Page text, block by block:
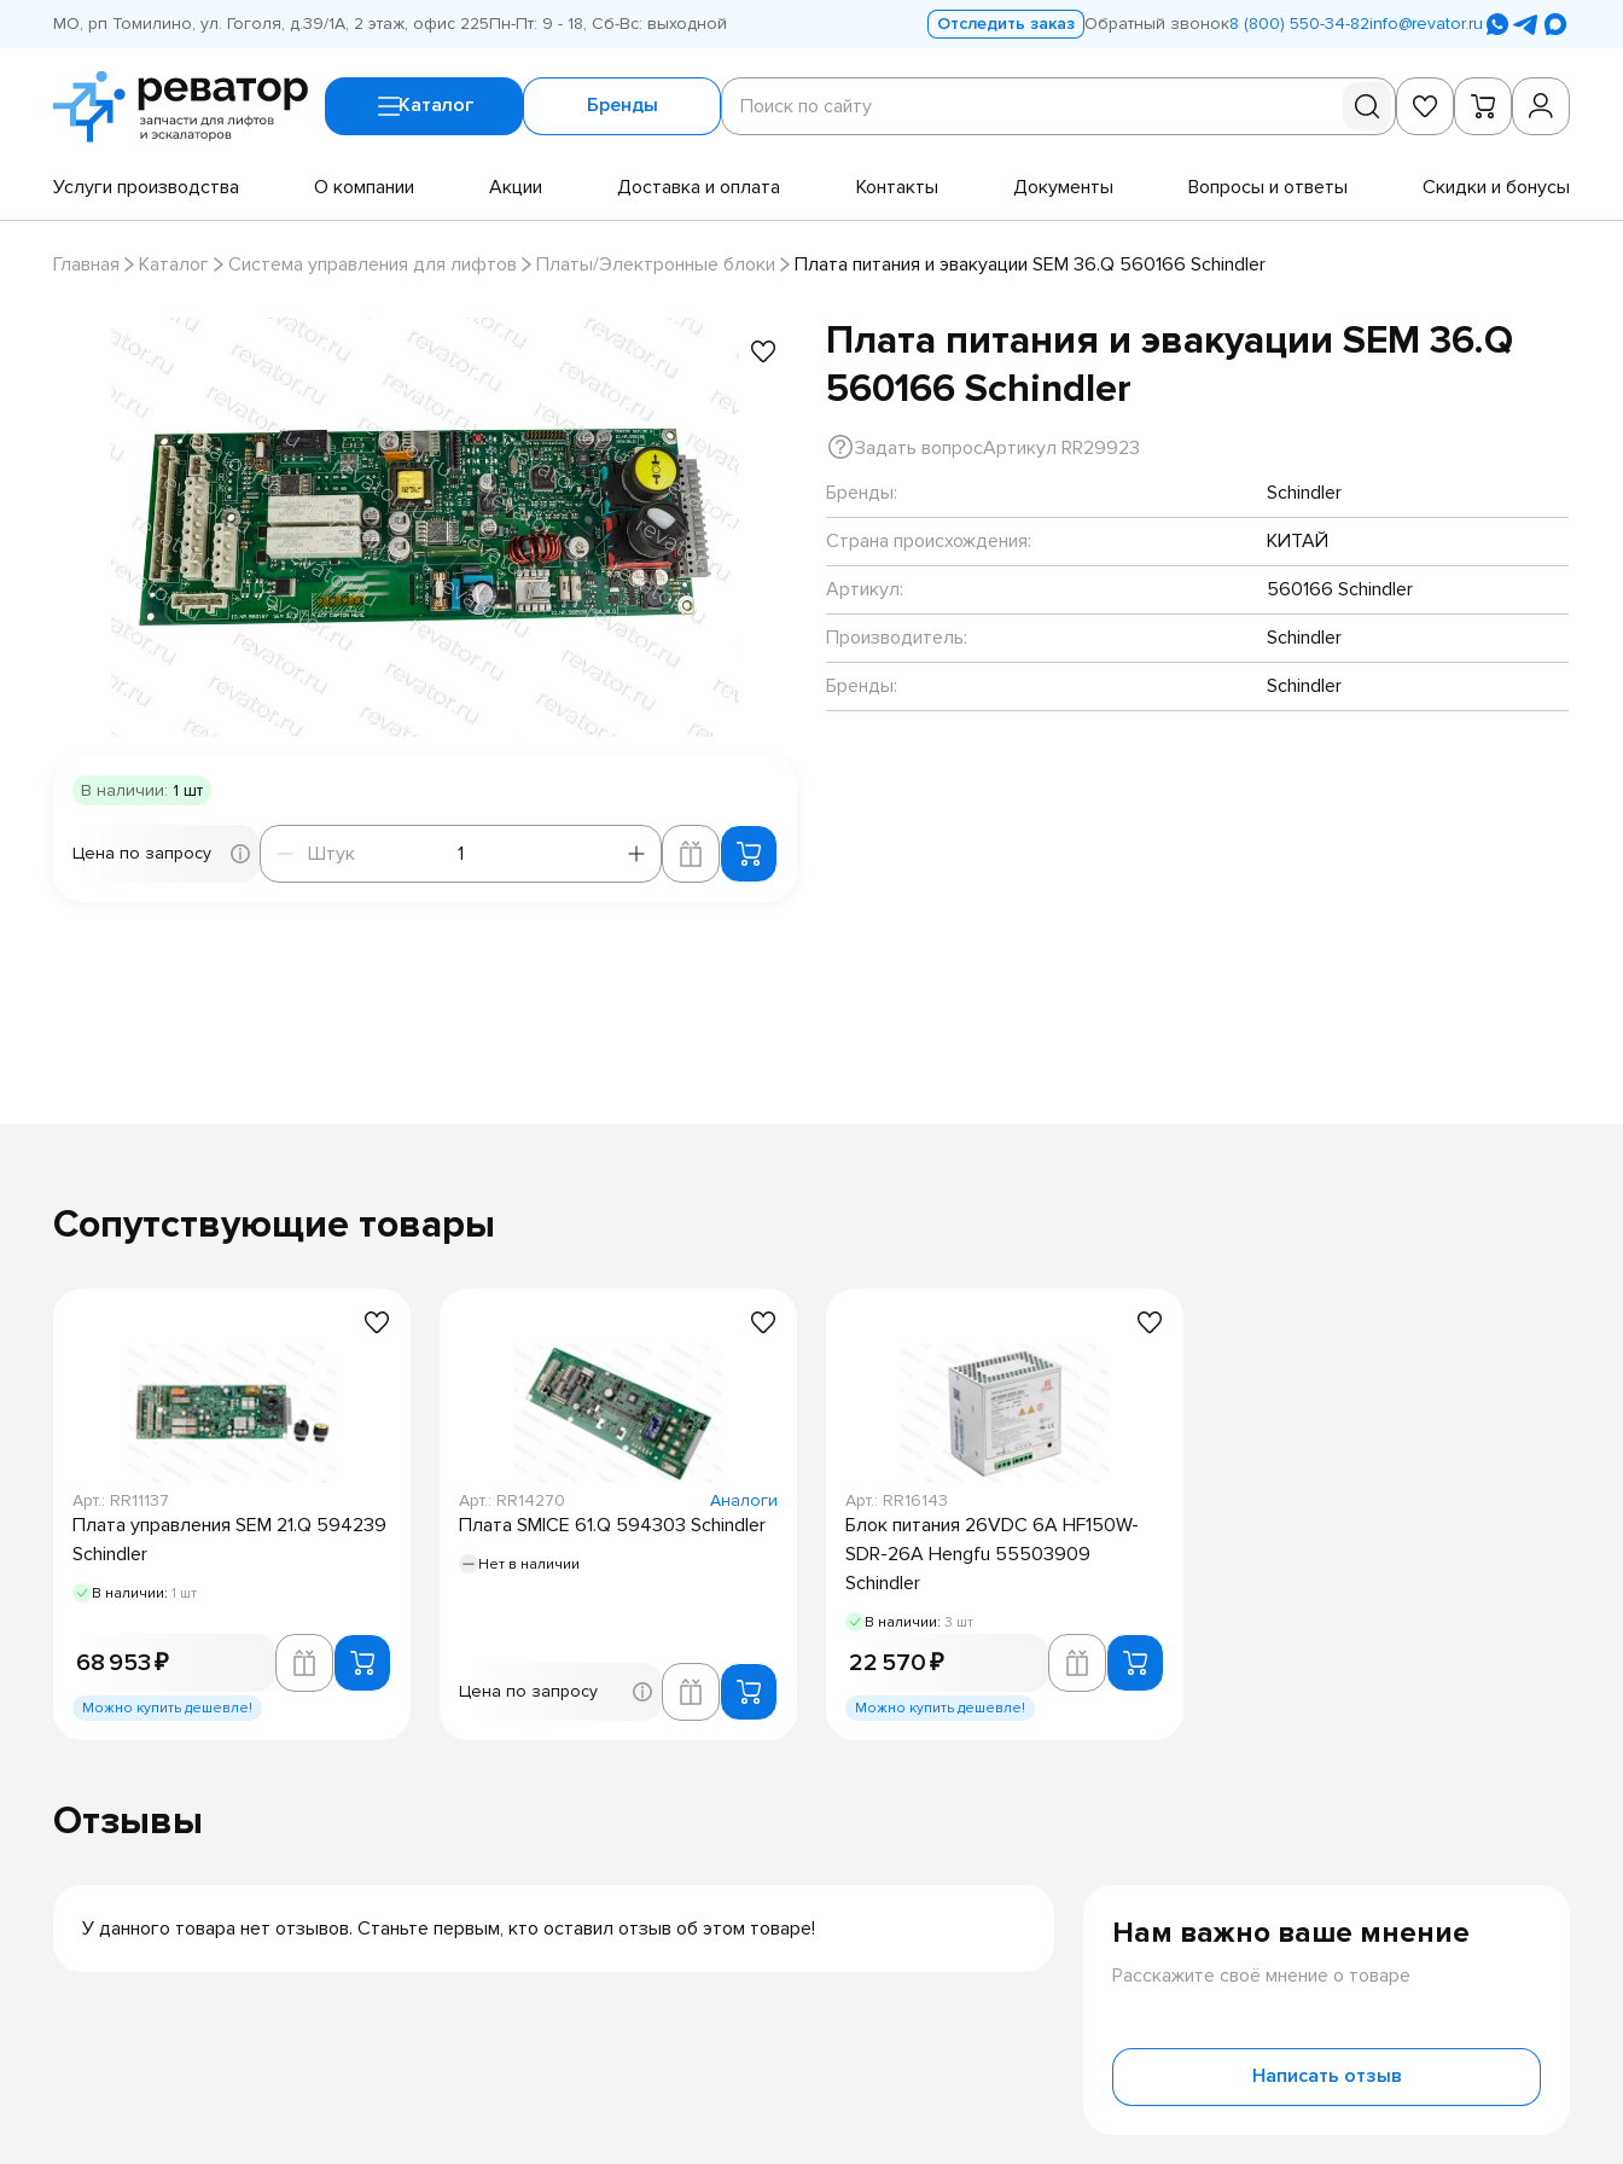
МО, рп Томилино, ул. Гоголя, д.39/1А, 2 этаж, офис 225Пн-Пт: 9 - 18, Сб-Вс: выходной Отследить заказ Обратный звонок8 (800) 550-34-82info@revator.ru
Каталог Бренды
Поиск
по
сайту
Поиск по сайту
Услуги производства О компании Акции Доставка и оплата Контакты Документы Вопросы и ответы Скидки и бонусы
Главная Каталог Система управления для лифтов Платы/Электронные блоки Плата питания и эвакуации SEM 36.Q 560166 Schindler
Плата питания и эвакуации SEM 36.Q
560166 Schindler
Задать вопросАртикул RR29923
В наличии: 1 шт
Цена по запросу
Штук
Штук
Бренды:
Schindler
Страна происхождения:
КИТАЙ
Артикул:
560166 Schindler
Производитель:
Schindler
Бренды:
Schindler
Сопутствующие товары
Арт.: RR11137
Плата управления SEM 21.Q 594239
Schindler
В наличии: 1 шт
68 953 ₽
Можно купить дешевле!
Арт.: RR14270 Аналоги
Плата SMICE 61.Q 594303 Schindler
Нет в наличии
Цена по запросу
Арт.: RR16143
Блок питания 26VDC 6А HF150W-
SDR-26A Hengfu 55503909
Schindler
В наличии: 3 шт
22 570 ₽
Можно купить дешевле!
Отзывы
У данного товара нет отзывов. Станьте первым, кто оставил отзыв об этом товаре! Нам важно ваше мнение
Расскажите своё мнение о товаре
Написать отзыв